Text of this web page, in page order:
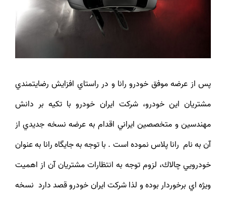
پس از عرضه موفق خودرو رانا و در راستاي افزايش رضايتمندي
مشتريان اين خودرو، شركت ایران خودرو با تكيه بر دانش
مهندسين و متخصصين ايراني اقدام به عرضه نسخه جديدي از
آن به نام رانا پلاس نموده است . با توجه به جايگاه رانا به عنوان
خودرويي چالاك، لزوم توجه به انتظارات مشتريان آن از اهميت
ويژه ‏اي برخوردار بوده و لذا شركت ايران خودرو قصد دارد نسخه